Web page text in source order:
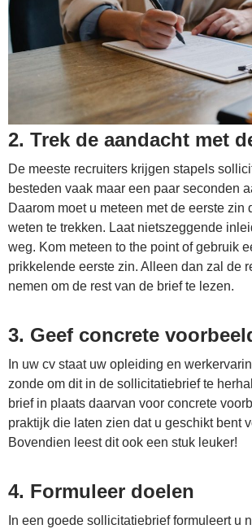
2. Trek de aandacht met
De meeste recruiters krijgen stapels
besteden vaak maar een paar seconden
Daarom moet u meteen met de eerste zin
weten te trekken. Laat nietszeggende
weg. Kom meteen to the point of gebruik
prikkelende eerste zin. Alleen dan zal de
nemen om de rest van de brief te lezen.
3. Geef concrete
In uw cv staat uw opleiding en
zonde om dit in de sollicitatiebrief te
brief in plaats daarvan voor concrete
praktijk die laten zien dat u geschikt bent
Bovendien leest dit ook een stuk leuker!
4. Formuleer doelen
In een goede sollicitatiebrief formuleert u